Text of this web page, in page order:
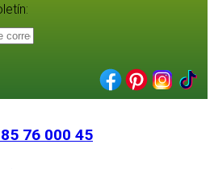
76 000 45